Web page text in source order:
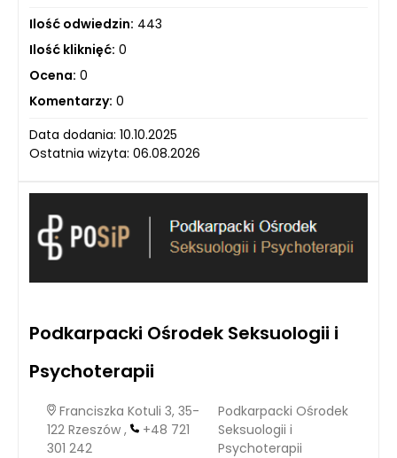
Ilość odwiedzin: 443
Ilość kliknięć: 0
Ocena: 0
Komentarzy: 0
Data dodania: 10.10.2025
Ostatnia wizyta: 06.08.2026
Podkarpacki Ośrodek Seksuologii i
Psychoterapii
Franciszka Kotuli 3, 35-
122 Rzeszów ,
+48 721
301 242
Podkarpacki Ośrodek
Seksuologii i
Psychoterapii